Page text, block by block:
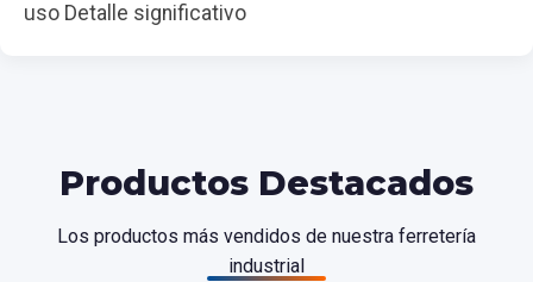
uso Detalle significativo
Productos Destacados
Los productos más vendidos de nuestra ferretería
industrial